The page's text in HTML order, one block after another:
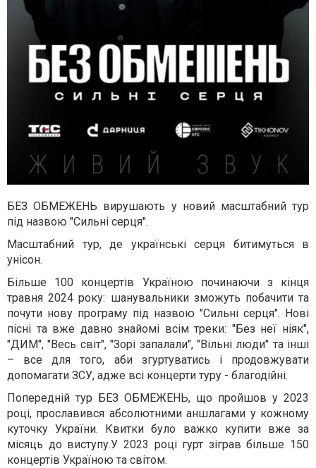
БЕЗ ОБМЕЖЕНЬ вирушають у новий масштабний тур
під назвою "Сильні серця".
Масштабний тур, де українські серця битимуться в
унісон.
Більше 100 концертів Україною починаючи з кінця
травня 2024 року: шанувальники зможуть побачити та
почути нову програму під назвою "Сильні серця". Нові
пісні та вже давно знайомі всім треки: "Без неї ніяк",
"ДИМ", "Весь світ", "Зорі запалали", "Вільні люди" та інші
– все для того, аби згуртуватись і продовжувати
допомагати ЗСУ, адже всі концерти туру - благодійні.
Попередній тур БЕЗ ОБМЕЖЕНЬ, що пройшов у 2023
році, прославився абсолютними аншлагами у кожному
куточку України. Квитки було важко купити вже за
місяць до виступу.У 2023 році гурт зіграв більше 150
концертів Україною та світом.